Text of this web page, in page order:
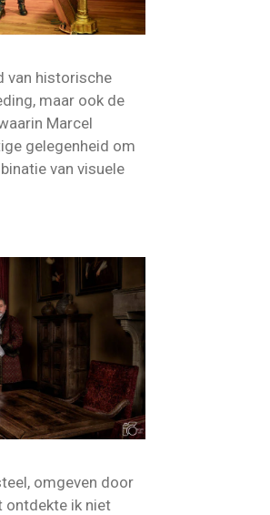
van historische
maar ook de
Marcel
gelegenheid om
van visuele
omgeven door
ontdekte ik niet